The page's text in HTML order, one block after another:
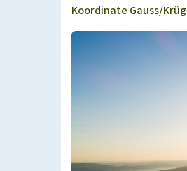
Koordinate Gauss/